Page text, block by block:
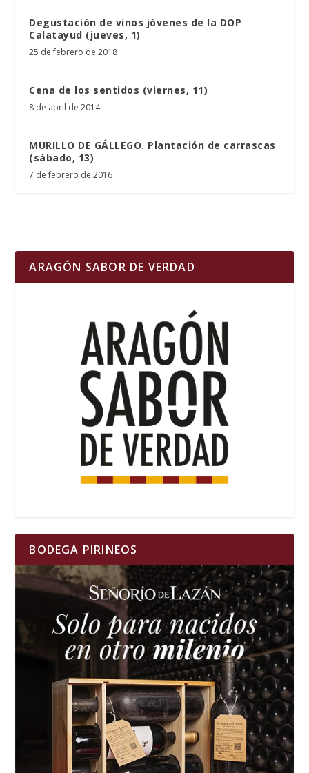
Degustación de vinos jóvenes de la DOP
Calatayud (jueves, 1)
25 de febrero de 2018
Cena de los sentidos (viernes, 11)
8 de abril de 2014
MURILLO DE GÁLLEGO. Plantación de carrascas
(sábado, 13)
7 de febrero de 2016
ARAGÓN SABOR DE VERDAD
BODEGA PIRINEOS